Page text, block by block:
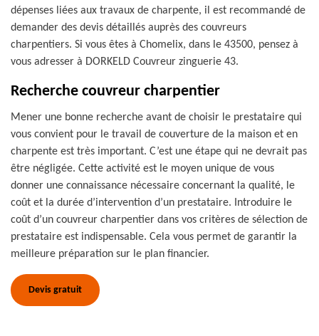
dépenses liées aux travaux de charpente, il est recommandé de
demander des devis détaillés auprès des couvreurs
charpentiers. Si vous êtes à Chomelix, dans le 43500, pensez à
vous adresser à DORKELD Couvreur zinguerie 43.
Recherche couvreur charpentier
Mener une bonne recherche avant de choisir le prestataire qui
vous convient pour le travail de couverture de la maison et en
charpente est très important. C’est une étape qui ne devrait pas
être négligée. Cette activité est le moyen unique de vous
donner une connaissance nécessaire concernant la qualité, le
coût et la durée d’intervention d’un prestataire. Introduire le
coût d’un couvreur charpentier dans vos critères de sélection de
prestataire est indispensable. Cela vous permet de garantir la
meilleure préparation sur le plan financier.
Devis gratuit